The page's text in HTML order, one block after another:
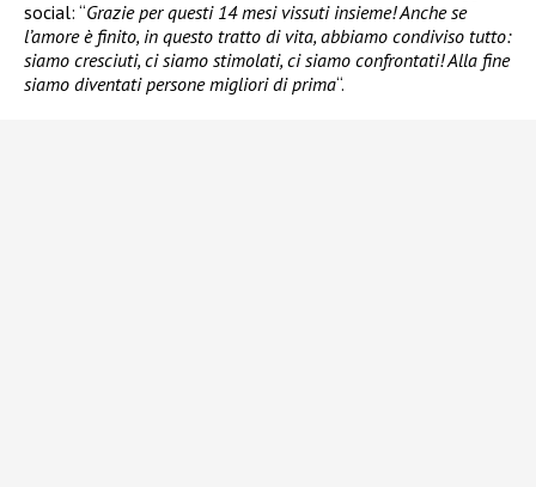
social: “Grazie per questi 14 mesi vissuti insieme! Anche se
l’amore è finito, in questo tratto di vita, abbiamo condiviso tutto:
siamo cresciuti, ci siamo stimolati, ci siamo confrontati! Alla fine
siamo diventati persone migliori di prima“.